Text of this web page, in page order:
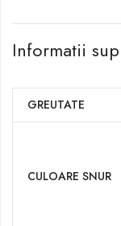
Informatii
GREUTATE
CULOARE SNUR